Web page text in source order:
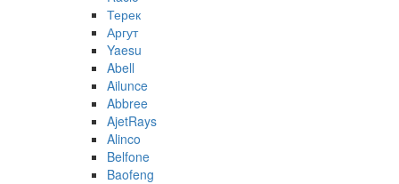
Терек
Аргут
Yaesu
Abell
Ailunce
Abbree
AjetRays
Alinco
Belfone
Baofeng